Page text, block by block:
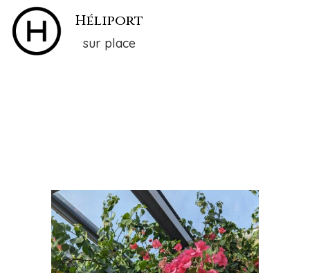
Héliport
sur place